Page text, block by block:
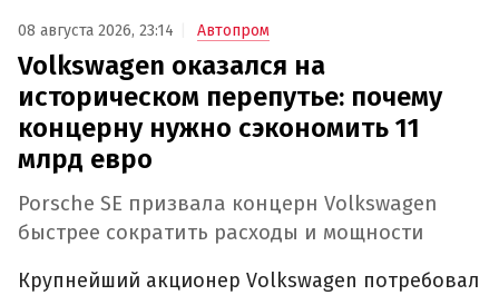
08 августа 2026, 23:14 Автопром
Volkswagen оказался на
историческом перепутье: почему
концерну нужно сэкономить 11
млрд евро
Porsche SE призвала концерн Volkswagen
быстрее сократить расходы и мощности
Крупнейший акционер Volkswagen потребовал